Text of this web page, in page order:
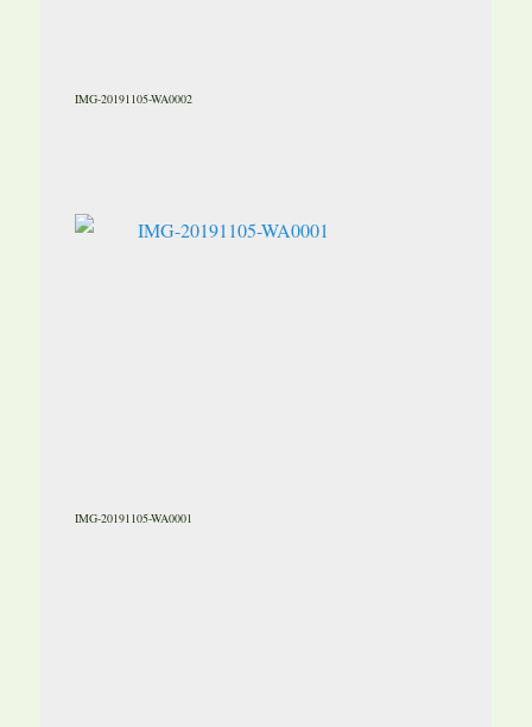
IMG-20191105-WA0002
IMG-20191105-WA0001